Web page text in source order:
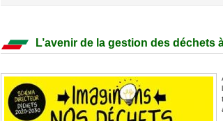
L’avenir de la gestion des déchets